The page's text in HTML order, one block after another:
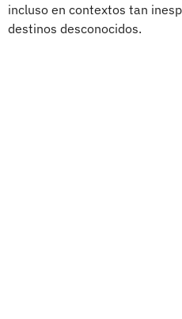
incluso en contextos tan
destinos desconocidos.